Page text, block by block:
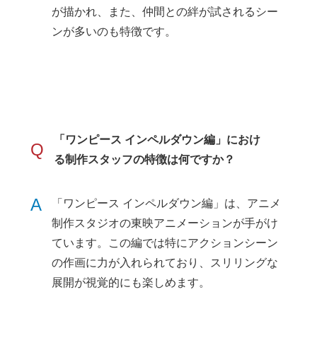
が描かれ、また、仲間との絆が試されるシー
ンが多いのも特徴です。
Q
「ワンピース インペルダウン編」におけ
る制作スタッフの特徴は何ですか？
A
「ワンピース インペルダウン編」は、アニメ
制作スタジオの東映アニメーションが手がけ
ています。この編では特にアクションシーン
の作画に力が入れられており、スリリングな
展開が視覚的にも楽しめます。